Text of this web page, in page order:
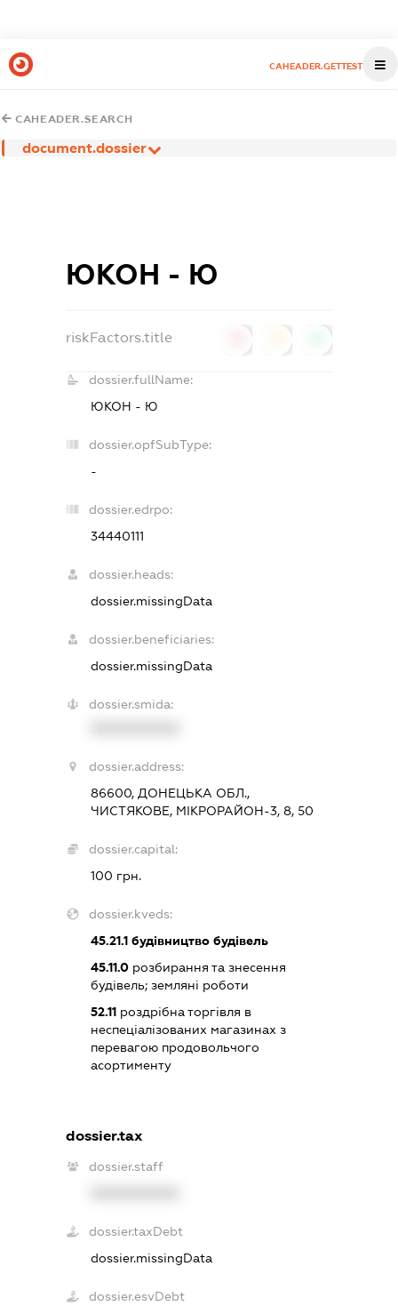
CAHEADER.GETTEST
CAHEADER.SEARCH
document.dossier
ЮКОН - Ю
riskFactors.title
dossier.fullName:
ЮКОН - Ю
dossier.opfSubType:
-
dossier.edrpo:
34440111
dossier.heads:
dossier.missingData
dossier.beneficiaries:
dossier.missingData
dossier.smida:
dossier.address:
86600, ДОНЕЦЬКА ОБЛ.,
ЧИСТЯКОВЕ, МІКРОРАЙОН-3, 8, 50
dossier.capital:
100 грн.
dossier.kveds:
45.21.1будівництво будівель
45.11.0розбирання та знесення
будівель; земляні роботи
52.11роздрібна торгівля в
неспеціалізованих магазинах з
перевагою продовольчого
асортименту
dossier.tax
dossier.staff
dossier.taxDebt
dossier.missingData
dossier.esvDebt